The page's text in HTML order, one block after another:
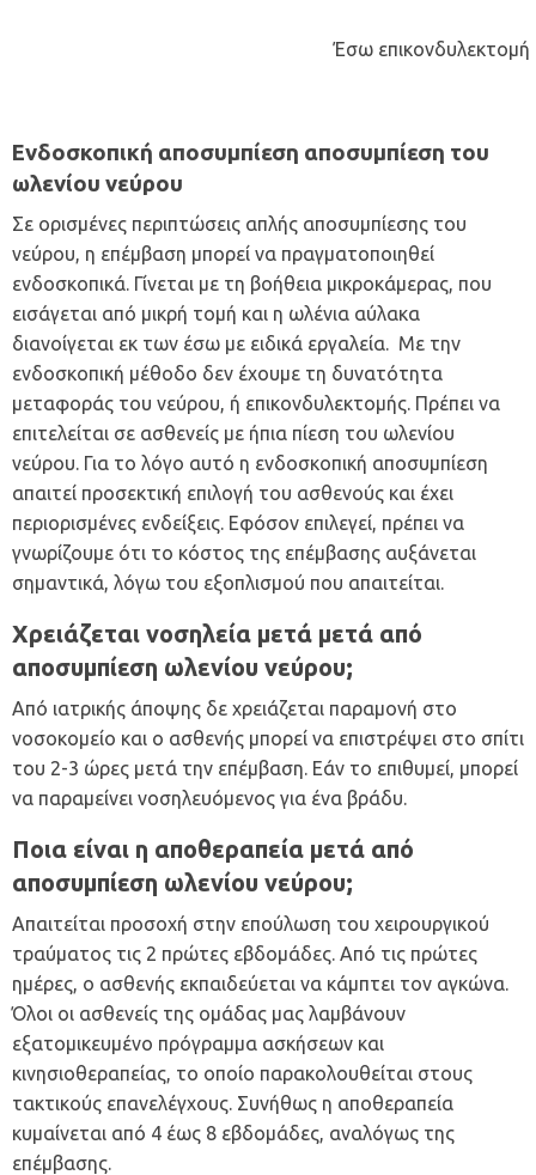
Έσω επικονδυλεκτομή
Ενδοσκοπική αποσυμπίεση αποσυμπίεση του
ωλενίου νεύρου
Σε ορισμένες περιπτώσεις απλής αποσυμπίεσης του
νεύρου, η επέμβαση μπορεί να πραγματοποιηθεί
ενδοσκοπικά. Γίνεται με τη βοήθεια μικροκάμερας, που
εισάγεται από μικρή τομή και η ωλένια αύλακα
διανοίγεται εκ των έσω με ειδικά εργαλεία. Με την
ενδοσκοπική μέθοδο δεν έχουμε τη δυνατότητα
μεταφοράς του νεύρου, ή επικονδυλεκτομής. Πρέπει να
επιτελείται σε ασθενείς με ήπια πίεση του ωλενίου
νεύρου. Για το λόγο αυτό η ενδοσκοπική αποσυμπίεση
απαιτεί προσεκτική επιλογή του ασθενούς και έχει
περιορισμένες ενδείξεις. Εφόσον επιλεγεί, πρέπει να
γνωρίζουμε ότι το κόστος της επέμβασης αυξάνεται
σημαντικά, λόγω του εξοπλισμού που απαιτείται.
Χρειάζεται νοσηλεία μετά μετά από
αποσυμπίεση ωλενίου νεύρου;
Από ιατρικής άποψης δε χρειάζεται παραμονή στο
νοσοκομείο και ο ασθενής μπορεί να επιστρέψει στο σπίτι
του 2-3 ώρες μετά την επέμβαση. Εάν το επιθυμεί, μπορεί
να παραμείνει νοσηλευόμενος για ένα βράδυ.
Ποια είναι η αποθεραπεία μετά από
αποσυμπίεση ωλενίου νεύρου;
Απαιτείται προσοχή στην επούλωση του χειρουργικού
τραύματος τις 2 πρώτες εβδομάδες. Από τις πρώτες
ημέρες, ο ασθενής εκπαιδεύεται να κάμπτει τον αγκώνα.
Όλοι οι ασθενείς της ομάδας μας λαμβάνουν
εξατομικευμένο πρόγραμμα ασκήσεων και
κινησιοθεραπείας, το οποίο παρακολουθείται στους
τακτικούς επανελέγχους. Συνήθως η αποθεραπεία
κυμαίνεται από 4 έως 8 εβδομάδες, αναλόγως της
επέμβασης.